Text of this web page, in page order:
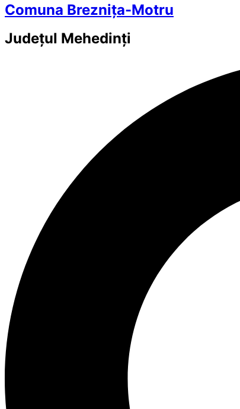
Comuna Breznița-Motru
Județul Mehedinți